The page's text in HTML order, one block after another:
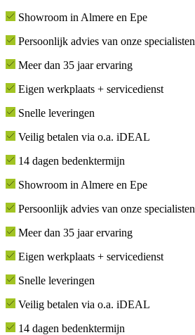
Showroom in Almere en Epe
Persoonlijk advies van onze specialisten
Meer dan 35 jaar ervaring
Eigen werkplaats + servicedienst
Snelle leveringen
Veilig betalen via o.a. iDEAL
14 dagen bedenktermijn
Showroom in Almere en Epe
Persoonlijk advies van onze specialisten
Meer dan 35 jaar ervaring
Eigen werkplaats + servicedienst
Snelle leveringen
Veilig betalen via o.a. iDEAL
14 dagen bedenktermijn